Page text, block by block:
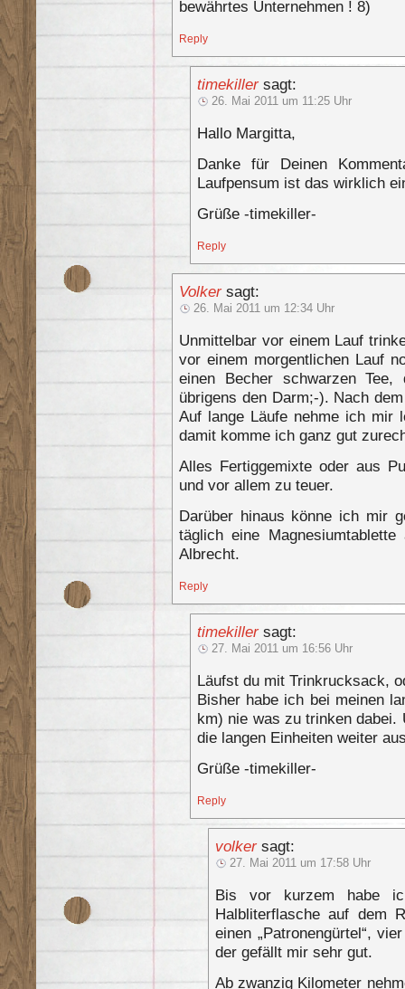
bewährtes Unternehmen ! 8)
Reply
timekiller sagt:
26. Mai 2011 um 11:25 Uhr
Hallo Margitta,
Danke für Deinen
Laufpensum ist das wirklich
Grüße -timekiller-
Reply
Volker sagt:
26. Mai 2011 um 12:34 Uhr
Unmittelbar vor einem Lauf
vor einem morgentlichen Lauf
einen Becher schwarzen
übrigens den Darm;-). Nach
Auf lange Läufe nehme ich mir
damit komme ich ganz gut
Alles Fertiggemixte oder aus
und vor allem zu teuer.
Darüber hinaus könne ich mir
täglich eine
Albrecht.
Reply
timekiller sagt:
27. Mai 2011 um 16:56 Uhr
Läufst du mit Trinkrucksack,
Bisher habe ich bei meinen
km) nie was zu trinken dabei.
die langen Einheiten weiter
Grüße -timekiller-
Reply
volker sagt:
27. Mai 2011 um 17:58 Uhr
Bis vor kurzem habe
Halbliterflasche auf dem
einen „Patronengürtel“,
der gefällt mir sehr gut.
Ab zwanzig Kilometer